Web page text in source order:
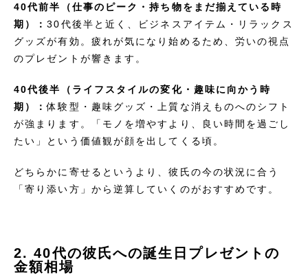
40代前半（仕事のピーク・持ち物をまだ揃えている時
期）：30代後半と近く、ビジネスアイテム・リラックス
グッズが有効。疲れが気になり始めるため、労いの視点
のプレゼントが響きます。
40代後半（ライフスタイルの変化・趣味に向かう時
期）：体験型・趣味グッズ・上質な消えものへのシフト
が強まります。「モノを増やすより、良い時間を過ごし
たい」という価値観が顔を出してくる頃。
どちらかに寄せるというより、彼氏の今の状況に合う
「寄り添い方」から逆算していくのがおすすめです。
2. 40代の彼氏への誕生日プレゼントの
金額相場